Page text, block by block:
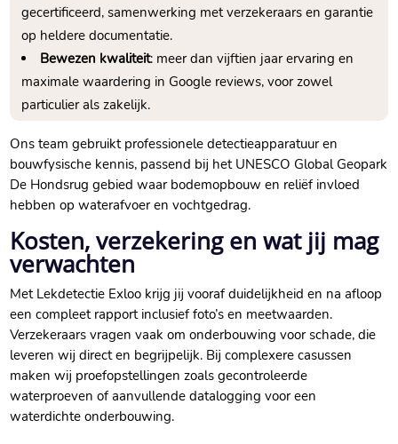
gecertificeerd, samenwerking met verzekeraars en garantie
op heldere documentatie.​
Bewezen kwaliteit: meer dan vijftien jaar ervaring en
maximale waardering in Google reviews, voor zowel
particulier als zakelijk.​
Ons team gebruikt professionele detectieapparatuur en
bouwfysische kennis, passend bij het UNESCO Global Geopark
De Hondsrug gebied waar bodemopbouw en reliëf invloed
hebben op waterafvoer en vochtgedrag.​
Kosten, verzekering en wat jij mag
verwachten
Met Lekdetectie Exloo krijg jij vooraf duidelijkheid en na afloop
een compleet rapport inclusief foto’s en meetwaarden.​
Verzekeraars vragen vaak om onderbouwing voor schade, die
leveren wij direct en begrijpelijk.​ Bij complexere casussen
maken wij proefopstellingen zoals gecontroleerde
waterproeven of aanvullende datalogging voor een
waterdichte onderbouwing.​